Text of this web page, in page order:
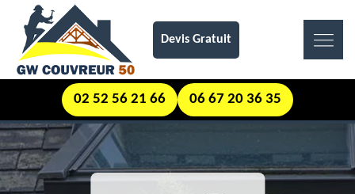
Devis Gratuit
02 52 56 21 66 06 67 20 36 35